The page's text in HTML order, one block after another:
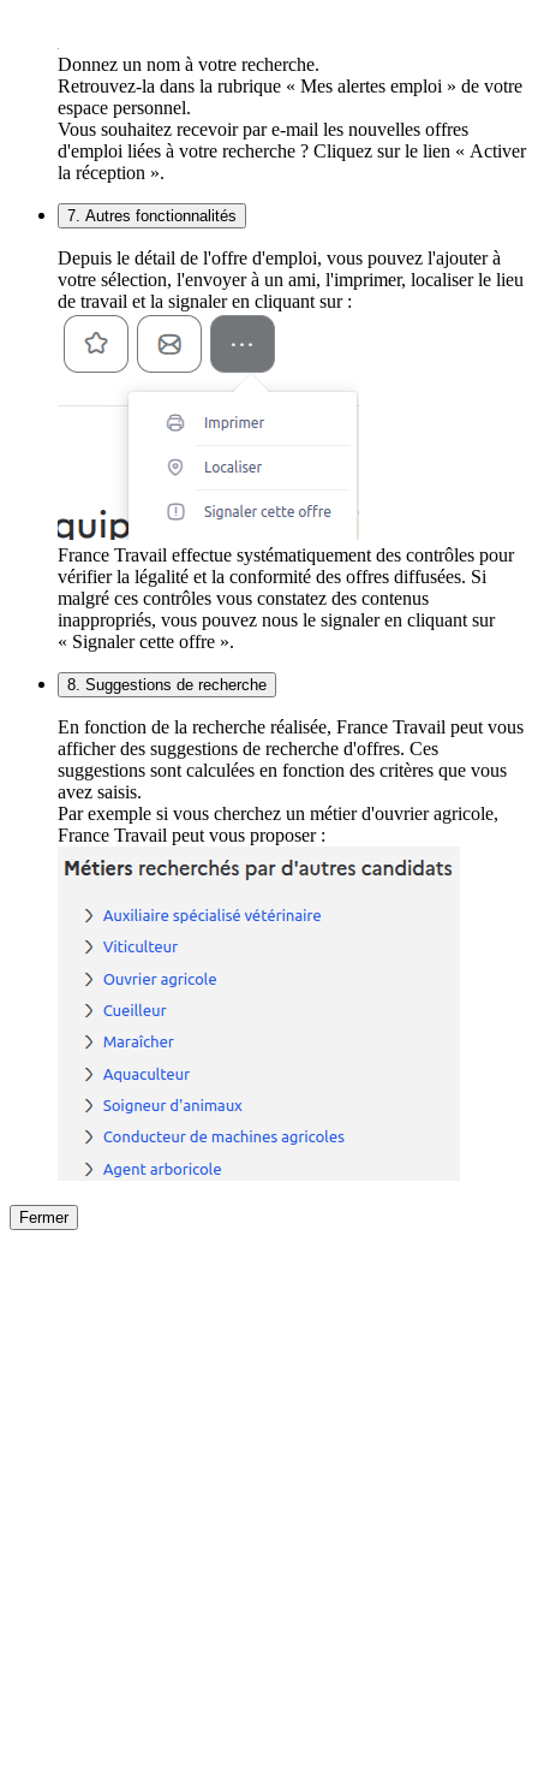
Donnez un nom à votre recherche.
Retrouvez-la dans la rubrique « Mes alertes emploi » de votre
espace personnel.
Vous souhaitez recevoir par e-mail les nouvelles offres
d'emploi liées à votre recherche ? Cliquez sur le lien « Activer
la réception ».
7. Autres fonctionnalités
Depuis le détail de l'offre d'emploi, vous pouvez l'ajouter à
votre sélection, l'envoyer à un ami, l'imprimer, localiser le lieu
de travail et la signaler en cliquant sur :
France Travail effectue systématiquement des contrôles pour
vérifier la légalité et la conformité des offres diffusées. Si
malgré ces contrôles vous constatez des contenus
inappropriés, vous pouvez nous le signaler en cliquant sur
« Signaler cette offre ».
8. Suggestions de recherche
En fonction de la recherche réalisée, France Travail peut vous
afficher des suggestions de recherche d'offres. Ces
suggestions sont calculées en fonction des critères que vous
avez saisis.
Par exemple si vous cherchez un métier d'ouvrier agricole,
France Travail peut vous proposer :
Fermer